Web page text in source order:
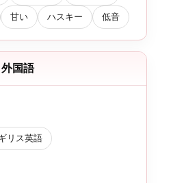
甘い ハスキー 低音
外国語
リス英語